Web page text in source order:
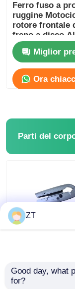
Ferro fuso a
ruggine
rotore frontale
freno a disco
resistenza
Miglior
Ora
Parti del
Protezione per
per moto
ZT
Good day, what
for?